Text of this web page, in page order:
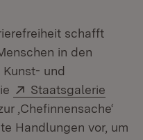
schafft
in den
und
Extern:
Staatsgalerie
‚Chefinnensache‘
Handlungen vor, um